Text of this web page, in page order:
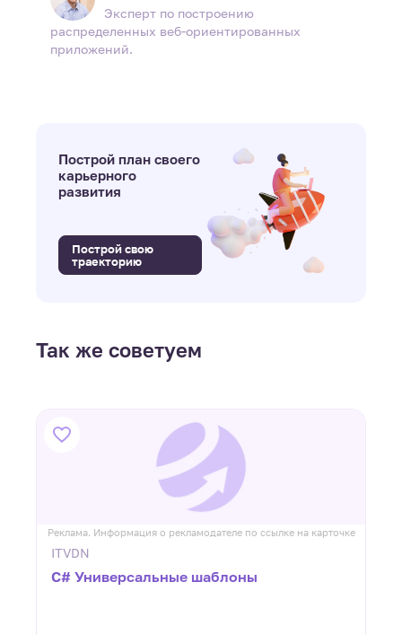
Эксперт по построению
распределенных веб-ориентированных
приложений.
Построй план своего
карьерного
развития
Построй свою
траекторию
Так же советуем
Реклама. Информация о рекламодателе по ссылке на карточке
ITVDN
C# Универсальные шаблоны